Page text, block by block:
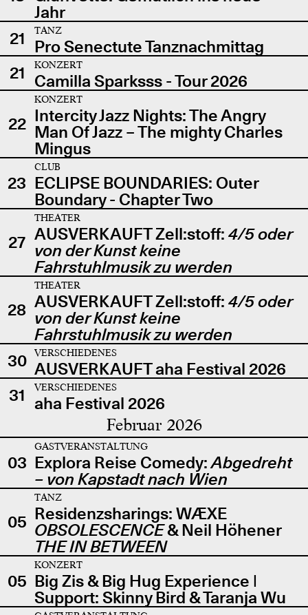
Jahr
21
TANZ
Pro Senectute Tanznachmittag
21
KONZERT
Camilla Sparksss - Tour 2026
22
KONZERT
Intercity Jazz Nights: The Angry
Man Of Jazz – The mighty Charles
Mingus
23
CLUB
ECLIPSE BOUNDARIES: Outer
Boundary - Chapter Two
27
THEATER
AUSVERKAUFT Zell:stoff: 4/5 oder
von der Kunst keine
Fahrstuhlmusik zu werden
28
THEATER
AUSVERKAUFT Zell:stoff: 4/5 oder
von der Kunst keine
Fahrstuhlmusik zu werden
30
VERSCHIEDENES
AUSVERKAUFT aha Festival 2026
31
VERSCHIEDENES
aha Festival 2026
Februar 2026
03
GASTVERANSTALTUNG
Explora Reise Comedy:Abgedreht
– von Kapstadt nach Wien
05
TANZ
Residenzsharings: WÆXE
OBSOLESCENCE& Neil Höhener
THE IN BETWEEN
05
KONZERT
Big Zis & Big Hug Experience |
Support: Skinny Bird & Taranja Wu